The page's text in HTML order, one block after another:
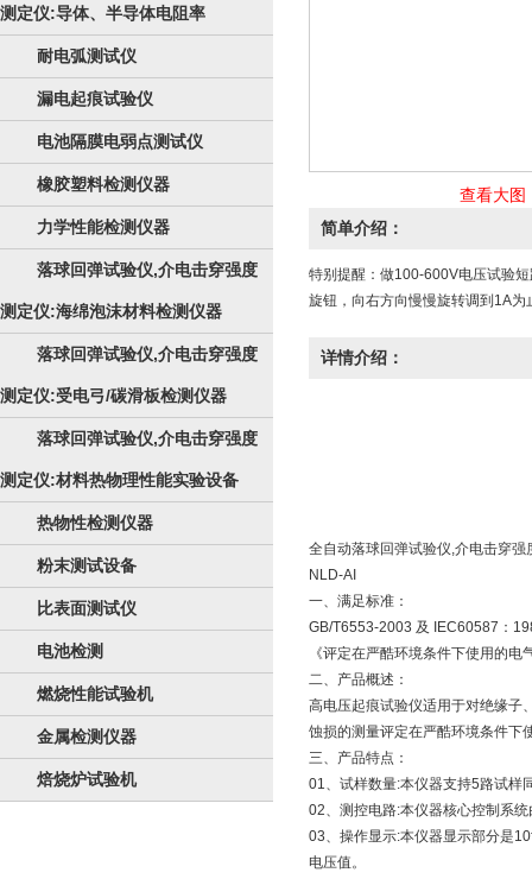
测定仪:导体、半导体电阻率
耐电弧测试仪
漏电起痕试验仪
电池隔膜电弱点测试仪
橡胶塑料检测仪器
力学性能检测仪器
落球回弹试验仪,介电击穿强度
测定仪:海绵泡沫材料检测仪器
落球回弹试验仪,介电击穿强度
测定仪:受电弓/碳滑板检测仪器
落球回弹试验仪,介电击穿强度
测定仪:材料热物理性能实验设备
热物性检测仪器
粉末测试设备
比表面测试仪
电池检测
燃烧性能试验机
金属检测仪器
焙烧炉试验机
查看大图
简单介绍：
特别提醒：做100-600V电压试验
旋钮，向右方向慢慢旋转调到1A为
详情介绍：
全自动落球回弹试验仪,介电击穿
NLD-AI
一、满足标准：
GB/T6553-2003 及 IEC60587：
《评定在严酷环境条件下使用的
二、产品概述：
高电压起痕试验仪适用于对绝缘子
蚀损的测量评定在严酷环境条件下
三、产品特点：
01、试样数量:本仪器支持5路试样
02、测控电路:本仪器核心控制系
03、操作显示:本仪器显示部分是
电压值。